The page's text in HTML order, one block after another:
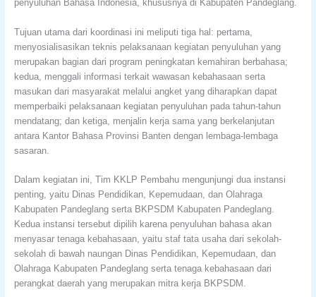
penyuluhan Bahasa Indonesia, khususnya di Kabupaten Pandeglang.
Tujuan utama dari koordinasi ini meliputi tiga hal: pertama,
menyosialisasikan teknis pelaksanaan kegiatan penyuluhan yang
merupakan bagian dari program peningkatan kemahiran berbahasa;
kedua, menggali informasi terkait wawasan kebahasaan serta
masukan dari masyarakat melalui angket yang diharapkan dapat
memperbaiki pelaksanaan kegiatan penyuluhan pada tahun-tahun
mendatang; dan ketiga, menjalin kerja sama yang berkelanjutan
antara Kantor Bahasa Provinsi Banten dengan lembaga-lembaga
sasaran.
Dalam kegiatan ini, Tim KKLP Pembahu mengunjungi dua instansi
penting, yaitu Dinas Pendidikan, Kepemudaan, dan Olahraga
Kabupaten Pandeglang serta BKPSDM Kabupaten Pandeglang.
Kedua instansi tersebut dipilih karena penyuluhan bahasa akan
menyasar tenaga kebahasaan, yaitu staf tata usaha dari sekolah-
sekolah di bawah naungan Dinas Pendidikan, Kepemudaan, dan
Olahraga Kabupaten Pandeglang serta tenaga kebahasaan dari
perangkat daerah yang merupakan mitra kerja BKPSDM.